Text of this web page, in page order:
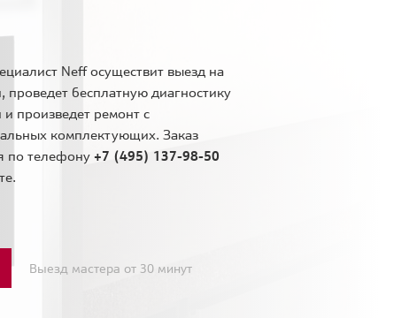
Neff осуществит выезд на
бесплатную диагностику
произведет ремонт с
комплектующих. Заказ
по телефону +7 (495) 137-98-50
Выезд мастера от 30 минут